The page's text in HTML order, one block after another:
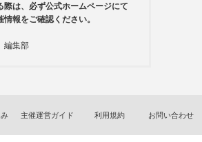
際は、必ず公式ホームページにて
情報をご確認ください。
編集部
主催運営ガイド 利用規約 お問い合わせ